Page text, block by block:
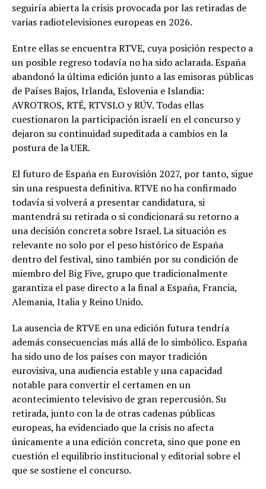
seguiría abierta la crisis provocada por las retiradas de
varias radiotelevisiones europeas en 2026.
Entre ellas se encuentra RTVE, cuya posición respecto a
un posible regreso todavía no ha sido aclarada. España
abandonó la última edición junto a las emisoras públicas
de Países Bajos, Irlanda, Eslovenia e Islandia:
AVROTROS, RTÉ, RTVSLO y RÚV. Todas ellas
cuestionaron la participación israelí en el concurso y
dejaron su continuidad supeditada a cambios en la
postura de la UER.
El futuro de España en Eurovisión 2027, por tanto, sigue
sin una respuesta definitiva. RTVE no ha confirmado
todavía si volverá a presentar candidatura, si
mantendrá su retirada o si condicionará su retorno a
una decisión concreta sobre Israel. La situación es
relevante no solo por el peso histórico de España
dentro del festival, sino también por su condición de
miembro del Big Five, grupo que tradicionalmente
garantiza el pase directo a la final a España, Francia,
Alemania, Italia y Reino Unido.
La ausencia de RTVE en una edición futura tendría
además consecuencias más allá de lo simbólico. España
ha sido uno de los países con mayor tradición
eurovisiva, una audiencia estable y una capacidad
notable para convertir el certamen en un
acontecimiento televisivo de gran repercusión. Su
retirada, junto con la de otras cadenas públicas
europeas, ha evidenciado que la crisis no afecta
únicamente a una edición concreta, sino que pone en
cuestión el equilibrio institucional y editorial sobre el
que se sostiene el concurso.